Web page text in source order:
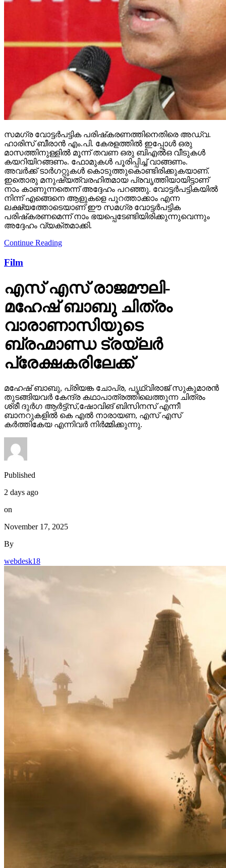
സമഗ്ര വോട്ടര്‍പട്ടിക പരിഷ്‌കരണത്തിനെതിരെ അഡ്വ.
ഹാരിസ് ബീരാന്‍ എം.പി. കേരളത്തില്‍ ഇപ്പോള്‍ ഒരു
മാസത്തിനുള്ളില്‍ മൂന്ന് തവണ ഒരു ബിഎല്‍ഒ വീടുകള്‍
കയറിയിറങ്ങണം. ഫോമുകള്‍ പൂരിപ്പിച്ച് വാങ്ങണം.
അവര്‍ക്ക് ടാര്‍ഗറ്റുകള്‍ കൊടുത്തുകൊണ്ടിരിക്കുകയാണ്.
ഇതൊരു മനുഷ്യത്വരഹിതമായ പ്രവൃത്തിയായിട്ടാണ്
നാം കാണുന്നതെന്ന് അദ്ദേഹം പറഞ്ഞു. വോട്ടര്‍പട്ടികയില്‍
നിന്ന് എങ്ങെനെ ആളുകളെ പുറത്താക്കാം എന്ന
ലക്ഷ്യത്തോടെയാണ് ഈ സമഗ്ര വോട്ടര്‍പട്ടിക
പരിഷ്‌കരണമെന്ന് നാം ഭയപ്പെടേണ്ടിയിരിക്കുന്നുവെന്നും
അദ്ദേഹം വ്യക്തമാക്കി.
Continue Reading
Film
എസ് എസ് രാജമൗലി-
മഹേഷ് ബാബു ചിത്രം
വാരാണാസിയുടെ
ബ്രഹ്മാണ്ഡ ട്രയ്ലർ
പ്രേക്ഷകരിലേക്ക്
മഹേഷ് ബാബു, പ്രിയങ്ക ചോപ്ര, പൃഥ്വിരാജ് സുകുമാരൻ
തുടങ്ങിയവർ കേന്ദ്ര കഥാപാത്രത്തിലെത്തുന്ന ചിത്രം
ശ്രീ ദുർഗ ആർട്ട്സ്,ഷോവിങ് ബിസിനസ് എന്നീ
ബാനറുകളിൽ കെ എൽ നാരായണ, എസ് എസ്
കർത്തികേയ എന്നിവർ നിർമ്മിക്കുന്നു.
Published
2 days ago
on
November 17, 2025
By
webdesk18